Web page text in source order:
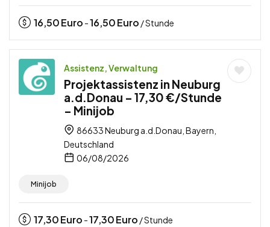
16,50Euro -16,50Euro / Stunde
Assistenz, Verwaltung
Projektassistenz in Neuburg
a.d.Donau – 17,30 €/Stunde
– Minijob
86633 Neuburg a.d.Donau, Bayern,
Deutschland
06/08/2026
Minijob
17,30Euro -17,30Euro / Stunde